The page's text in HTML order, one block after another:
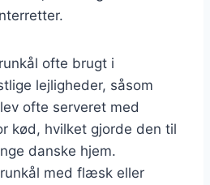
ofte brugt i
lejligheder, såsom
ofte serveret med
kød, hvilket gjorde den til
danske hjem.
med flæsk eller